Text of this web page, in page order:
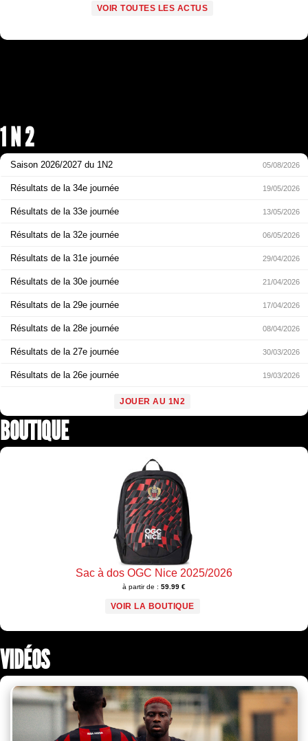
VOIR TOUTES LES ACTUS
1 N 2
Saison 2026/2027 du 1N2 05/08/2026
Résultats de la 34e journée 19/05/2026
Résultats de la 33e journée 13/05/2026
Résultats de la 32e journée 06/05/2026
Résultats de la 31e journée 29/04/2026
Résultats de la 30e journée 21/04/2026
Résultats de la 29e journée 17/04/2026
Résultats de la 28e journée 08/04/2026
Résultats de la 27e journée 30/03/2026
Résultats de la 26e journée 19/03/2026
JOUER AU 1N2
BOUTIQUE
Sac à dos OGC Nice 2025/2026
à partir de : 59.99 €
VOIR LA BOUTIQUE
VIDÉOS